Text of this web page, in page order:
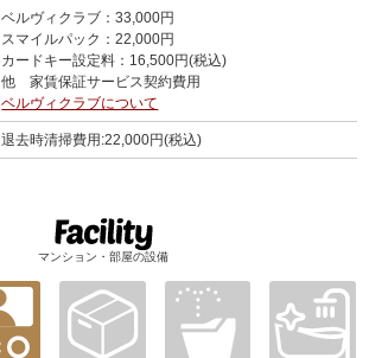
ベルヴィクラブ：33,000円
スマイルパック：22,000円
カードキー設定料：16,500円(税込)
他 家賃保証サービス契約費用
ベルヴィクラブについて
退去時清掃費用:22,000円(税込)
マンション・部屋の設備